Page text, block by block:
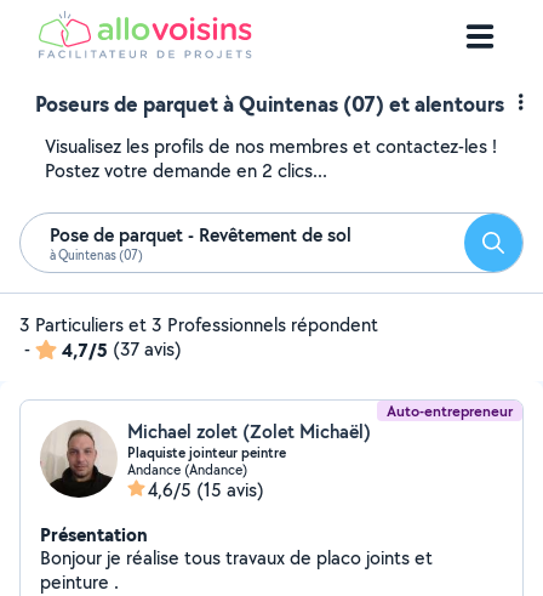
Poseurs de parquet à Quintenas (07) et alentours
Visualisez les profils de nos membres et contactez-les !
Postez votre demande en 2 clics...
Pose de parquet - Revêtement de sol
à Quintenas (07)
3 Particuliers et 3 Professionnels répondent
-
4,7/5 (37 avis)
Auto-entrepreneur
Michael zolet (Zolet Michaël)
Plaquiste jointeur peintre
Andance (Andance)
4,6/5 (15 avis)
Présentation
Bonjour je réalise tous travaux de placo joints et
peinture .